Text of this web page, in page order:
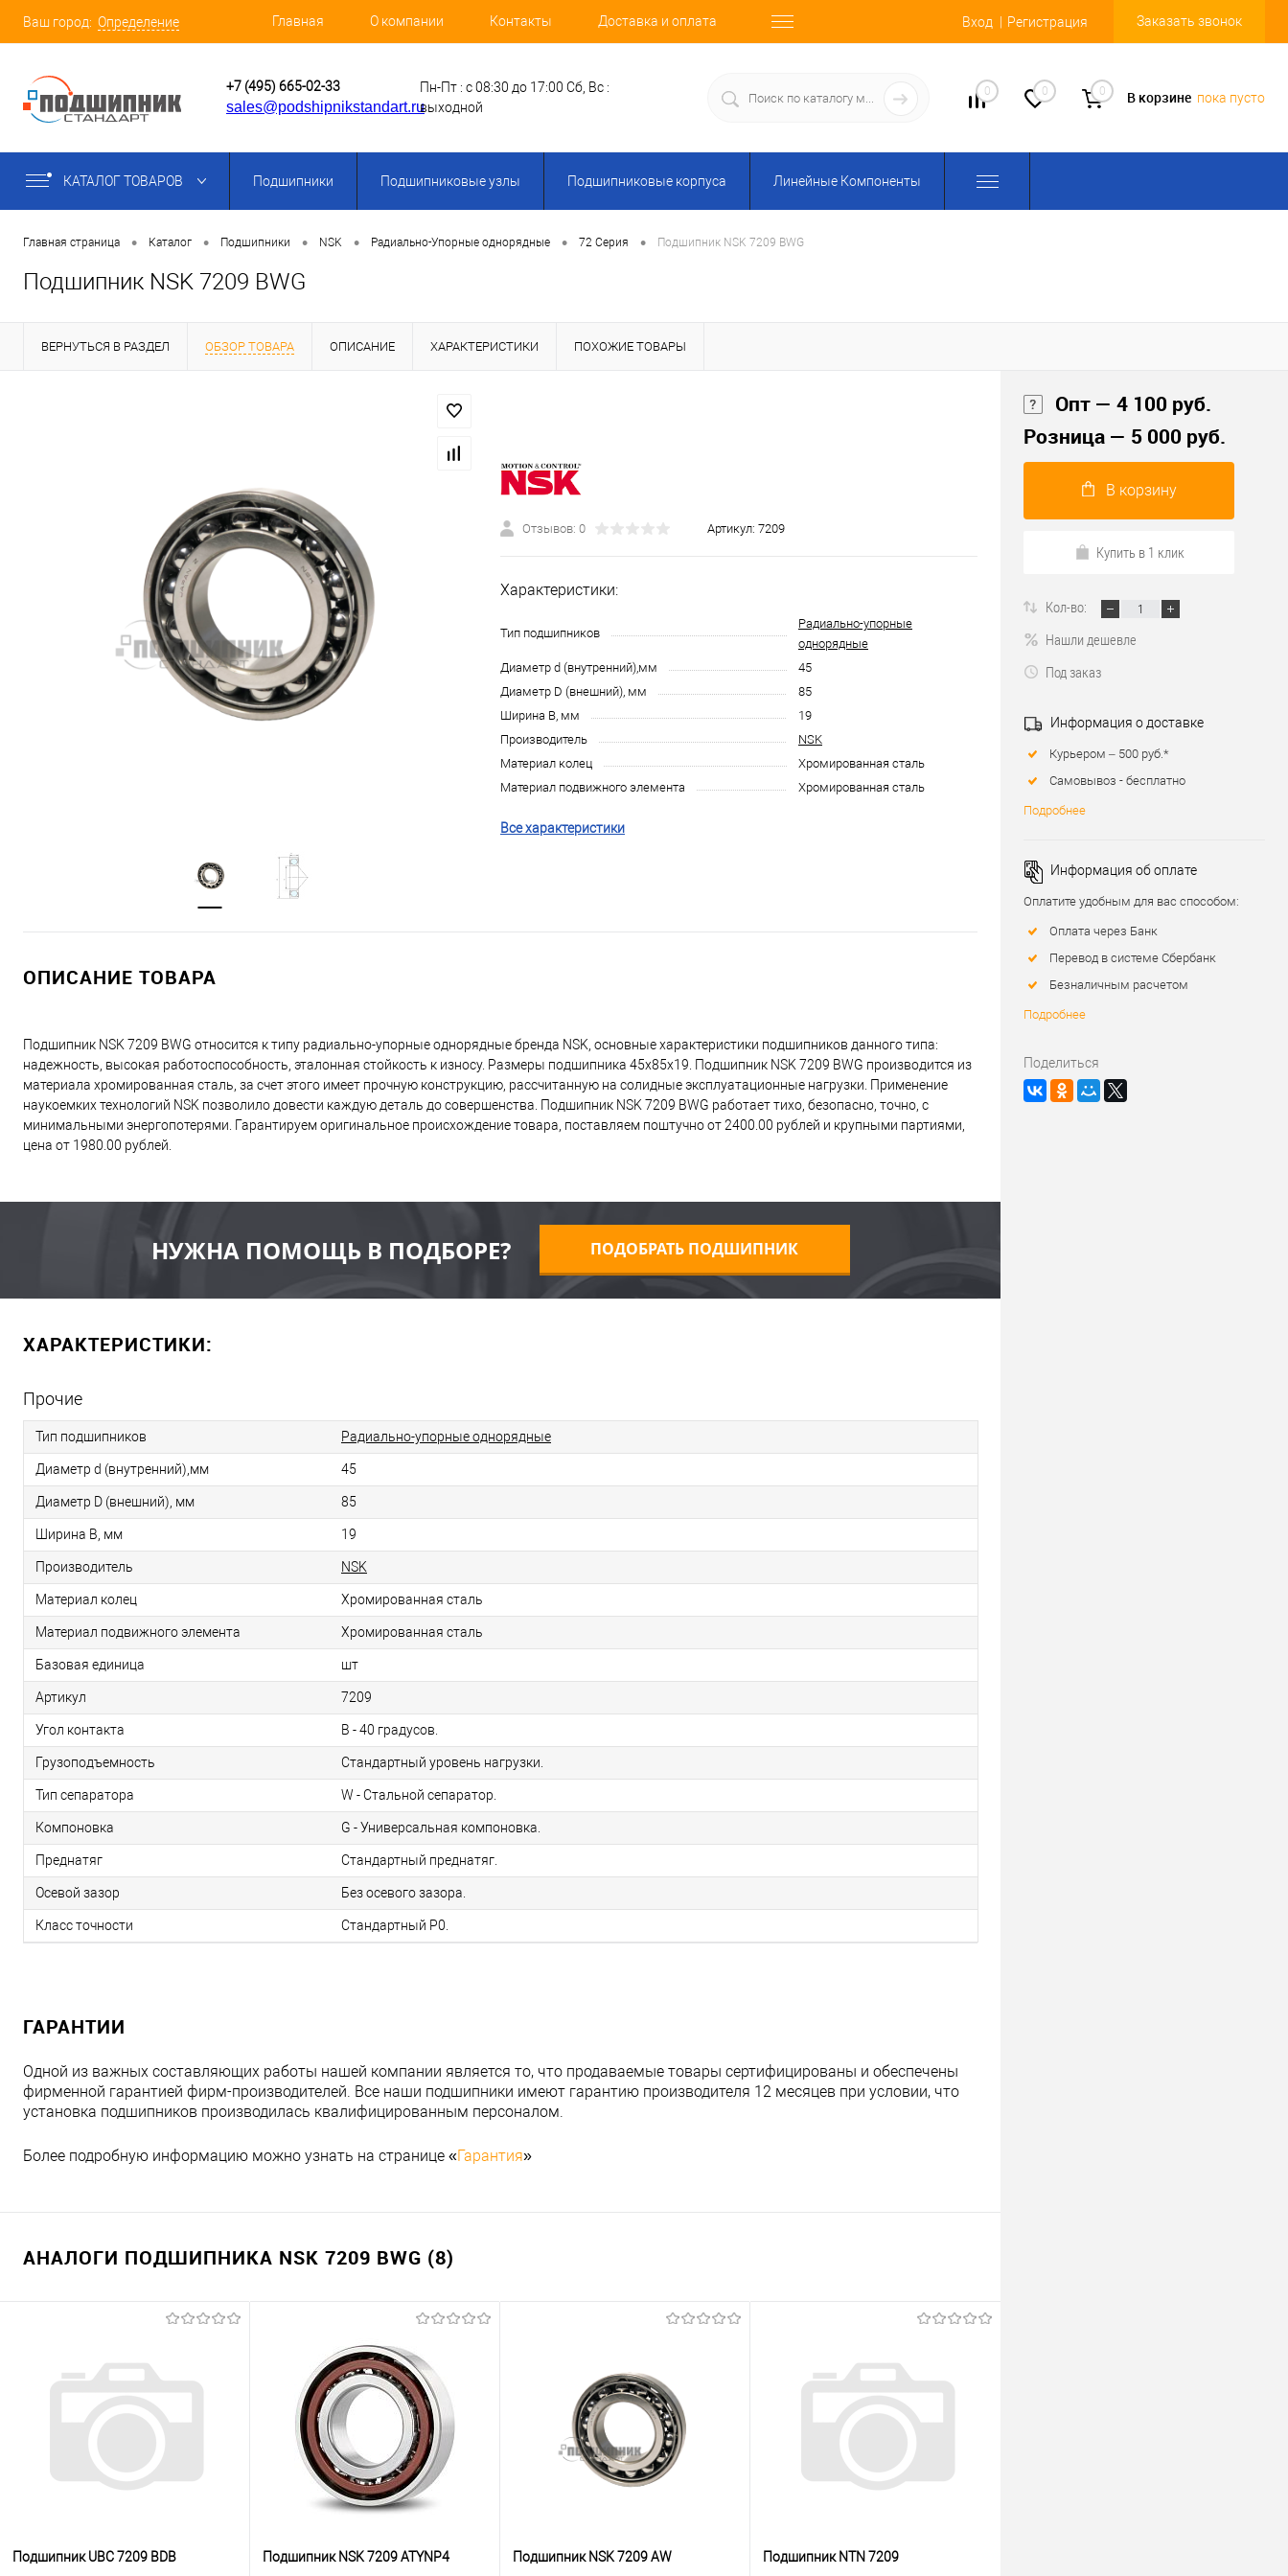
Ваш город: Определение Главная О компании Контакты Доставка и оплата Вход Регистрация Заказать звонок
+7 (495) 665-02-33
sales@podshipnikstandart.ru
Пн-Пт : с 08:30 до 17:00 Сб, Вс :
выходной
0 0 0 В корзине пока пусто
КАТАЛОГ ТОВАРОВ Подшипники Подшипниковые узлы Подшипниковые корпуса Линейные Компоненты
Главная страница • Каталог • Подшипники • NSK • Радиально-Упорные однорядные • 72 Серия • Подшипник NSK 7209 BWG
Подшипник NSK 7209 BWG
ВЕРНУТЬСЯ В РАЗДЕЛ ОБЗОР ТОВАРА ОПИСАНИЕ ХАРАКТЕРИСТИКИ ПОХОЖИЕ ТОВАРЫ
Отзывов: 0 Артикул: 7209
Характеристики:
Тип подшипников
Радиально-упорные
однорядные
Диаметр d (внутренний),мм
45
Диаметр D (внешний), мм
85
Ширина B, мм
19
Производитель
NSK
Материал колец
Хромированная сталь
Материал подвижного элемента
Хромированная сталь
Все характеристики
ОПИСАНИЕ ТОВАРА
Подшипник NSK 7209 BWG относится к типу радиально-упорные однорядные бренда NSK, основные характеристики подшипников данного типа:
надежность, высокая работоспособность, эталонная стойкость к износу. Размеры подшипника 45x85x19. Подшипник NSK 7209 BWG производится из
материала хромированная сталь, за счет этого имеет прочную конструкцию, рассчитанную на солидные эксплуатационные нагрузки. Применение
наукоемких технологий NSK позволило довести каждую деталь до совершенства. Подшипник NSK 7209 BWG работает тихо, безопасно, точно, с
минимальными энергопотерями. Гарантируем оригинальное происхождение товара, поставляем поштучно от 2400.00 рублей и крупными партиями,
цена от 1980.00 рублей.
НУЖНА ПОМОЩЬ В ПОДБОРЕ? ПОДОБРАТЬ ПОДШИПНИК
ХАРАКТЕРИСТИКИ:
Прочие
Тип подшипников Радиально-упорные однорядные
Диаметр d (внутренний),мм 45
Диаметр D (внешний), мм 85
Ширина B, мм 19
Производитель NSK
Материал колец Хромированная сталь
Материал подвижного элемента Хромированная сталь
Базовая единица шт
Артикул 7209
Угол контакта B - 40 градусов.
Грузоподъемность Стандартный уровень нагрузки.
Тип сепаратора W - Стальной сепаратор.
Компоновка G - Универсальная компоновка.
Преднатяг Стандартный преднатяг.
Осевой зазор Без осевого зазора.
Класс точности Стандартный P0.
ГАРАНТИИ
Одной из важных составляющих работы нашей компании является то, что продаваемые товары сертифицированы и обеспечены
фирменной гарантией фирм-производителей. Все наши подшипники имеют гарантию производителя 12 месяцев при условии, что
установка подшипников производилась квалифицированным персоналом.
Более подробную информацию можно узнать на странице «Гарантия»
АНАЛОГИ ПОДШИПНИКА NSK 7209 BWG (8)
Подшипник UBC 7209 BDB
Подшипник NSK 7209 ATYNP4
Подшипник NSK 7209 AW
Подшипник NTN 7209
Опт — 4 100 руб.
Розница — 5 000 руб.
В корзину
Купить в 1 клик
Кол-во:
Нашли дешевле
Под заказ
Информация о доставке
Курьером – 500 руб.*
Самовывоз - бесплатно
Подробнее
Информация об оплате
Оплатите удобным для вас способом:
Оплата через Банк
Перевод в системе Сбербанк
Безналичным расчетом
Подробнее
Поделиться